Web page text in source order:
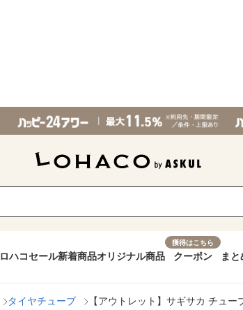
ロハコセール新着商品オリジナル商品
獲得はこちら
クーポン まと
タイヤチューブ 【アウトレット】サギサカ チュ